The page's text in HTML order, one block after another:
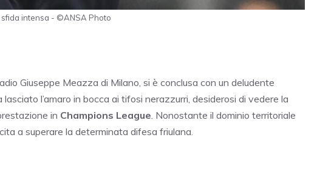
intensa - ©ANSA Photo
Giuseppe Meazza di Milano, si è conclusa con un deludente
l’amaro in bocca ai tifosi nerazzurri, desiderosi di vedere la
in Champions League . Nonostante il dominio territoriale
a superare la determinata difesa friulana.